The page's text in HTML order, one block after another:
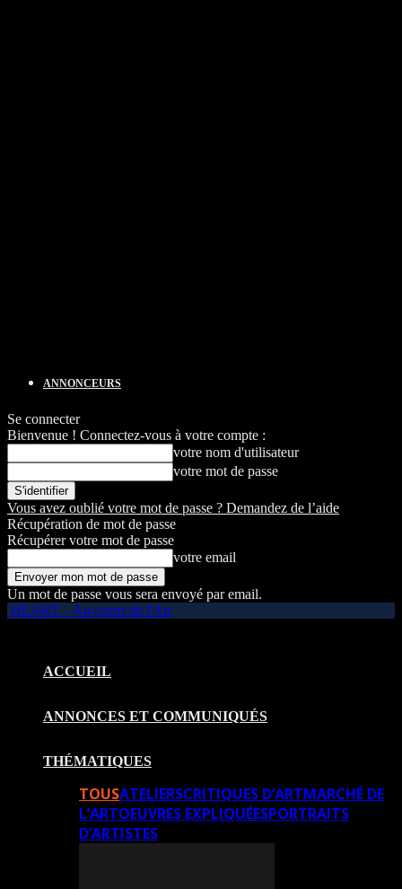
ANNONCEURS
Se connecter
Bienvenue ! Connectez-vous à votre compte :
votre nom d'utilisateur
votre mot de passe
Vous avez oublié votre mot de passe ? Demandez de l’aide
Récupération de mot de passe
Récupérer votre mot de passe
votre email
Un mot de passe vous sera envoyé par email.
HEART – Au coeur de l'Art
ACCUEIL
ANNONCES ET COMMUNIQUÉS
THÉMATIQUES
TOUSATELIERSCRITIQUES D’ARTMARCHÉ DE
L’ARTOEUVRES EXPLIQUÉESPORTRAITS
D’ARTISTES